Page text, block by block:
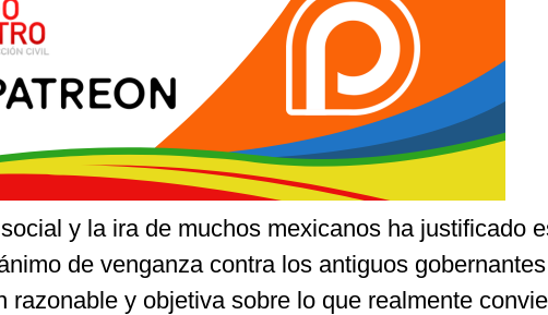
y la ira de muchos mexicanos ha justificado
de venganza contra los antiguos gobernantes
razonable y objetiva sobre lo que realmente